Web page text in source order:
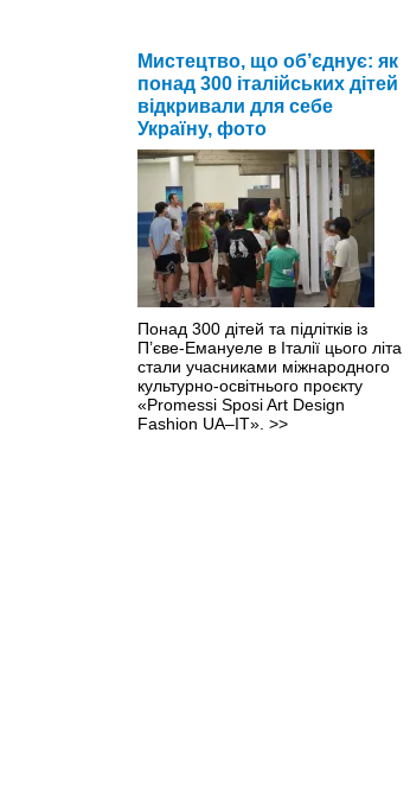
Мистецтво, що об’єднує: як
понад 300 італійських дітей
відкривали для себе
Україну, фото
Понад 300 дітей та підлітків із
П’єве-Емануеле в Італії цього літа
стали учасниками міжнародного
культурно-освітнього проєкту
«Promessi Sposi Art Design
Fashion UA–IT». >>